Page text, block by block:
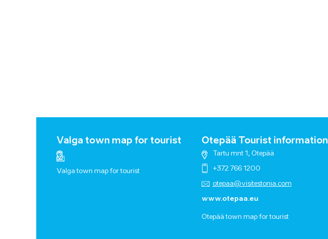
Valga town map for tourist
Valga town map for tourist
Otepää Tourist information
Tartu mnt 1, Otepää
+372 766 1200
otepaa@visitestonia.com
www.otepaa.eu
Otepää town map for tourist